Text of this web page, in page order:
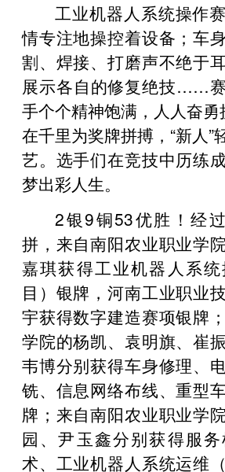
工业机器人系统操作
情专注地操控着设备；车
割、焊接、打磨声不绝于
展示各自的修复绝技……
手个个精神饱满，人人奋勇
在千里为奖牌拼搏，“新人”
艺。选手们在竞技中历练
梦出彩人生。
2银9铜53优胜！经
拼，来自南阳农业职业学
嘉琪获得工业机器人系
目）银牌，河南工业职业
宇获得数字建造赛项银牌
学院的杨凯、袁明旗、崔
韦博分别获得车身修理、
铣、信息网络布线、重型
牌；来自南阳农业职业学
园、尹玉鑫分别获得服
术、工业机器人系统运维